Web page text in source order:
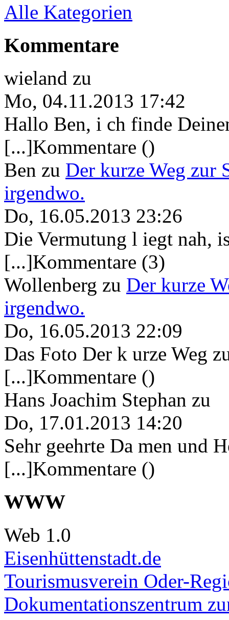
Alle Kategorien
Kommentare
wieland zu
Mo, 04.11.2013 17:42
Hallo Ben, i ch finde
[...]Kommentare ()
Ben zu Der kurze Weg zur
irgendwo.
Do, 16.05.2013 23:26
Die Vermutung l iegt nah,
[...]Kommentare (3)
Wollenberg zu Der kurze
irgendwo.
Do, 16.05.2013 22:09
Das Foto Der k urze Weg
[...]Kommentare ()
Hans Joachim Stephan zu
Do, 17.01.2013 14:20
Sehr geehrte Da men und
[...]Kommentare ()
WWW
Web 1.0
Eisenhüttenstadt.de
Tourismusverein Oder-
Dokumentationszentrum